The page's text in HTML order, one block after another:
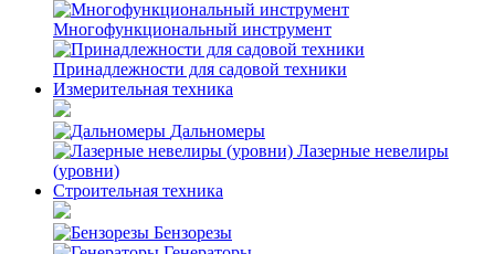
Многофункциональный инструмент
Принадлежности для садовой техники
Измерительная техника
Дальномеры
Лазерные невелиры
(уровни)
Строительная техника
Бензорезы